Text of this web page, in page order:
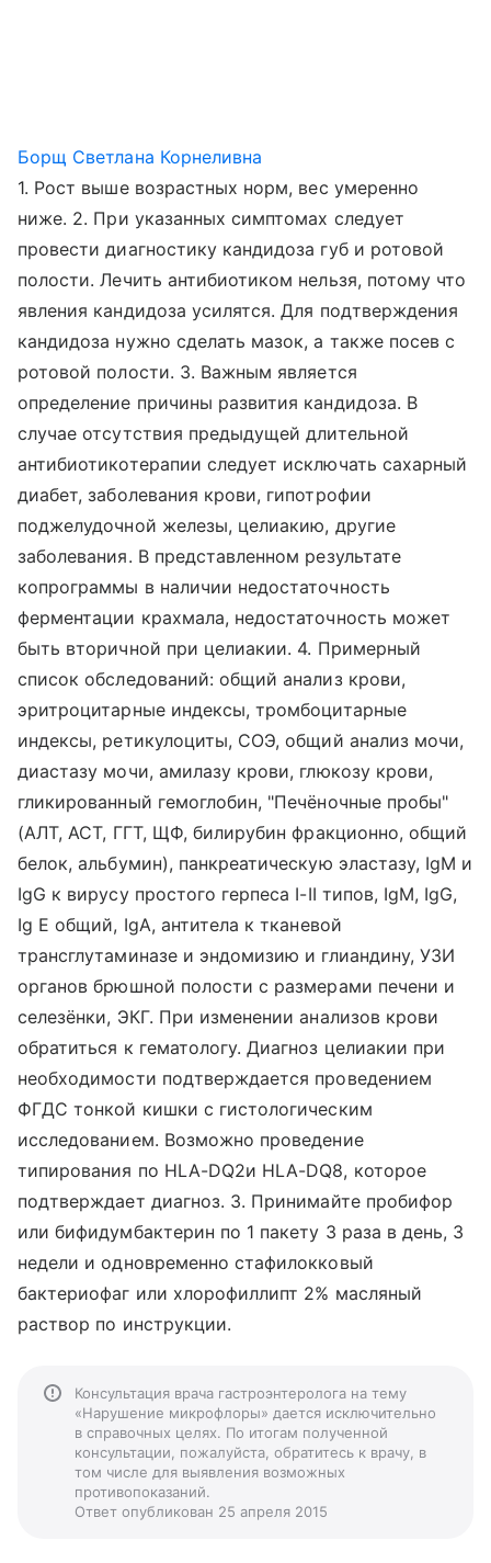
Борщ Светлана Корнеливна
1. Рост выше возрастных норм, вес умеренно
ниже. 2. При указанных симптомах следует
провести диагностику кандидоза губ и ротовой
полости. Лечить антибиотиком нельзя, потому что
явления кандидоза усилятся. Для подтверждения
кандидоза нужно сделать мазок, а также посев с
ротовой полости. 3. Важным является
определение причины развития кандидоза. В
случае отсутствия предыдущей длительной
антибиотикотерапии следует исключать сахарный
диабет, заболевания крови, гипотрофии
поджелудочной железы, целиакию, другие
заболевания. В представленном результате
копрограммы в наличии недостаточность
ферментации крахмала, недостаточность может
быть вторичной при целиакии. 4. Примерный
список обследований: общий анализ крови,
эритроцитарные индексы, тромбоцитарные
индексы, ретикулоциты, СОЭ, общий анализ мочи,
диастазу мочи, амилазу крови, глюкозу крови,
гликированный гемоглобин, "Печёночные пробы"
(АЛТ, АСТ, ГГТ, ЩФ, билирубин фракционно, общий
белок, альбумин), панкреатическую эластазу, IgM и
IgG к вирусу простого герпеса I-II типов, IgМ, IgG,
Ig Е общий, IgA, антитела к тканевой
трансглутаминазе и эндомизию и глиандину, УЗИ
органов брюшной полости с размерами печени и
селезёнки, ЭКГ. При изменении анализов крови
обратиться к гематологу. Диагноз целиакии при
необходимости подтверждается проведением
ФГДС тонкой кишки с гистологическим
исследованием. Возможно проведение
типирования по HLA-DQ2и HLA-DQ8, которое
подтверждает диагноз. 3. Принимайте пробифор
или бифидумбактерин по 1 пакету 3 раза в день, 3
недели и одновременно стафилокковый
бактериофаг или хлорофиллипт 2% масляный
раствор по инструкции.
Консультация врача гастроэнтеролога на тему
«Нарушение микрофлоры» дается исключительно
в справочных целях. По итогам полученной
консультации, пожалуйста, обратитесь к врачу, в
том числе для выявления возможных
противопоказаний.
Ответ опубликован 25 апреля 2015